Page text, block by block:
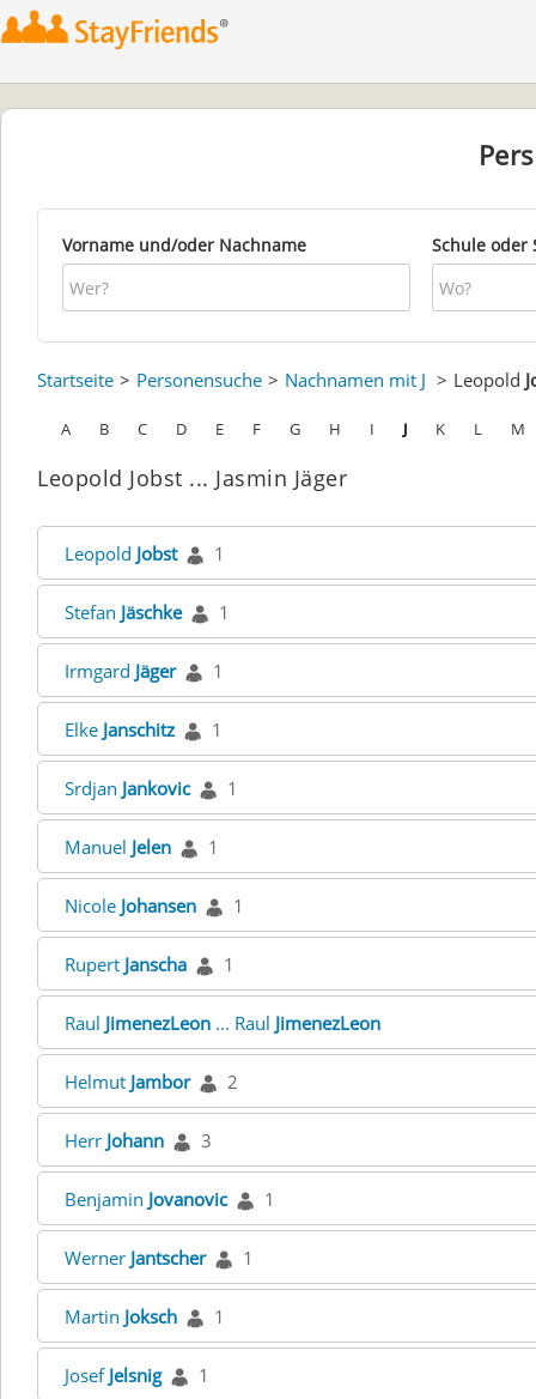
Vorname und/oder Nachname Schule oder
Startseite Personensuche Nachnamen mit J Leopold
A B C D E F G H I J K L M
Leopold Jobst ... Jasmin Jäger
Leopold Jobst 1
Stefan Jäschke 1
Irmgard Jäger 1
Elke Janschitz 1
Srdjan Jankovic 1
Manuel Jelen 1
Nicole Johansen 1
Rupert Janscha 1
Raul JimenezLeon ... Raul JimenezLeon
Helmut Jambor 2
Herr Johann 3
Benjamin Jovanovic 1
Werner Jantscher 1
Martin Joksch 1
Josef Jelsnig 1